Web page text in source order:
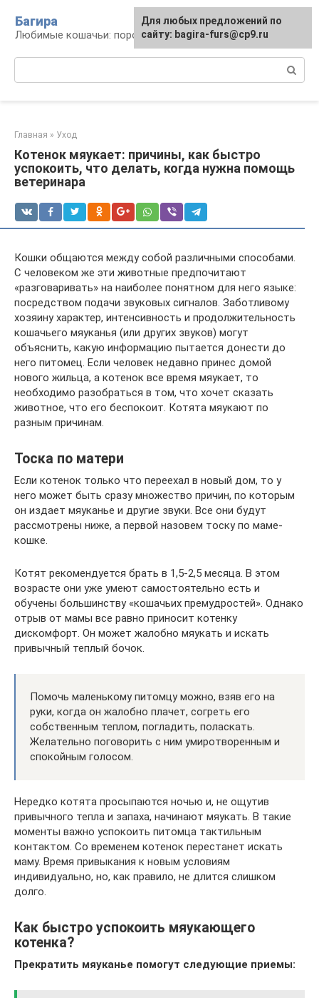
контенту
Багира
Любимые кошачьи: породы, содержание, уход
Главная » Уход
Котенок мяукает: причины, как быстро
успокоить, что делать, когда нужна помощь
ветеринара
Кошки общаются между собой различными способами.
С человеком же эти животные предпочитают
«разговаривать» на наиболее понятном для него языке:
посредством подачи звуковых сигналов. Заботливому
хозяину характер, интенсивность и продолжительность
кошачьего мяуканья (или других звуков) могут
объяснить, какую информацию пытается донести до
него питомец. Если человек недавно принес домой
нового жильца, а котенок все время мяукает, то
необходимо разобраться в том, что хочет сказать
животное, что его беспокоит. Котята мяукают по
разным причинам.
Тоска по матери
Если котенок только что переехал в новый дом, то у
него может быть сразу множество причин, по которым
он издает мяуканье и другие звуки. Все они будут
рассмотрены ниже, а первой назовем тоску по маме-
кошке.
Котят рекомендуется брать в 1,5-2,5 месяца. В этом
возрасте они уже умеют самостоятельно есть и
обучены большинству «кошачьих премудростей». Однако
отрыв от мамы все равно приносит котенку
дискомфорт. Он может жалобно мяукать и искать
привычный теплый бочок.
Помочь маленькому питомцу можно, взяв его на
руки, когда он жалобно плачет, согреть его
собственным теплом, погладить, поласкать.
Желательно поговорить с ним умиротворенным и
спокойным голосом.
Нередко котята просыпаются ночью и, не ощутив
привычного тепла и запаха, начинают мяукать. В такие
моменты важно успокоить питомца тактильным
контактом. Со временем котенок перестанет искать
маму. Время привыкания к новым условиям
индивидуально, но, как правило, не длится слишком
долго.
Как быстро успокоить мяукающего
котенка?
Прекратить мяуканье помогут следующие приемы:
Для любых предложений по
сайту: bagira-furs@cp9.ru